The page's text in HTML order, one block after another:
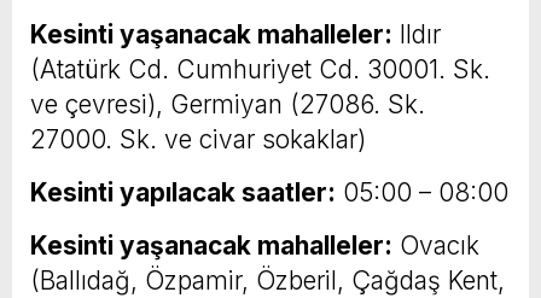
Kesinti yaşanacak mahalleler: Ildır
(Atatürk Cd. Cumhuriyet Cd. 30001. Sk.
ve çevresi), Germiyan (27086. Sk.
27000. Sk. ve civar sokaklar)
Kesinti yapılacak saatler: 05:00 – 08:00
Kesinti yaşanacak mahalleler: Ovacık
(Ballıdağ, Özpamir, Özberil, Çağdaş Kent,